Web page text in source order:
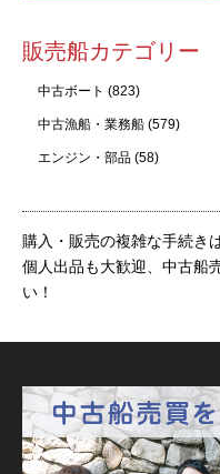
販売船カテゴリー
中古ボート (823)
中古漁船・業務船 (579)
エンジン・部品 (58)
購入・販売の複雑な手続き
個人出品も大歓迎、中古船
い！